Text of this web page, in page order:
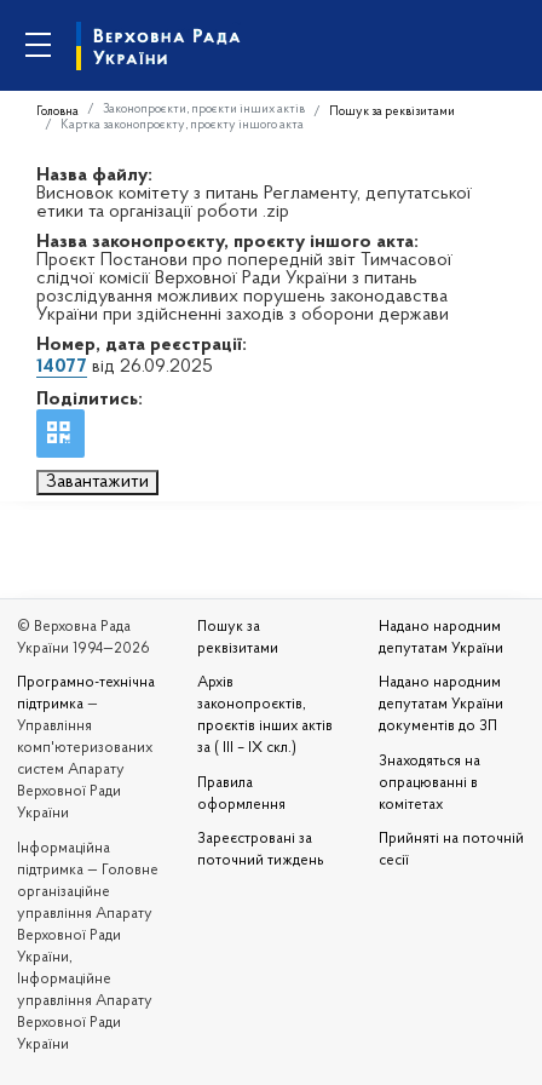
Головна Законопроєкти, проєкти інших актів
Пошук за реквізитами
Картка законопроєкту, проєкту іншого акта
Назва файлу:
Висновок комітету з питань Регламенту, депутатської
етики та організації роботи .zip
Назва законопроєкту, проєкту іншого акта:
Проєкт Постанови про попередній звіт Тимчасової
слідчої комісії Верховної Ради України з питань
розслідування можливих порушень законодавства
України при здійсненні заходів з оборони держави
Номер, дата реєстрації:
14077 від 26.09.2025
Поділитись:
Завантажити
© Верховна Рада
України 1994—2026
Програмно-технічна
підтримка —
Управління
комп'ютеризованих
систем Апарату
Верховної Ради
України
Iнформаційна
підтримка — Головне
організаційне
управління Апарату
Верховної Ради
України,
Інформаційне
управління Апарату
Верховної Ради
України
Пошук за
реквізитами
Архів
законопроєктів,
проєктів інших актів
за ( III – IX скл.)
Правила
оформлення
Зареєстровані за
поточний тиждень
Надано народним
депутатам України
Надано народним
депутатам України
документів до ЗП
Знаходяться на
опрацюванні в
комітетах
Прийняті на поточній
сесії